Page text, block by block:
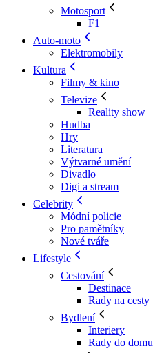
Motosport
F1
Auto-moto
Elektromobily
Kultura
Filmy & kino
Televize
Reality show
Hudba
Hry
Literatura
Výtvarné umění
Divadlo
Digi a stream
Celebrity
Módní policie
Pro pamětníky
Nové tváře
Lifestyle
Cestování
Destinace
Rady na cesty
Bydlení
Interiery
Rady do domu